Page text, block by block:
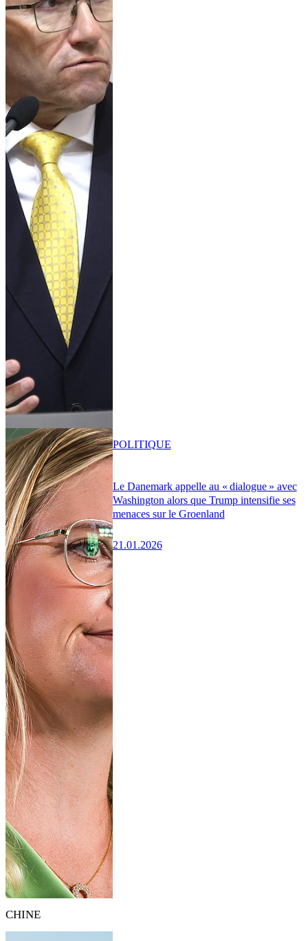
Le Danemark appelle au « dialogue » avec
Washington alors que Trump intensifie ses
menaces sur le Groenland
21.01.2026
POLITIQUE
CHINE